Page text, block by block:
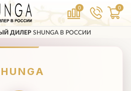
0 0
ДИЛЕРSHUNGA В РОССИИ
заказов